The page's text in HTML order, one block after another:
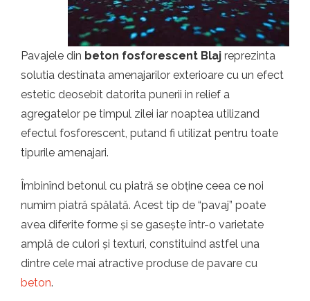
Pavajele din beton fosforescent Blaj reprezinta
solutia destinata amenajarilor exterioare cu un efect
estetic deosebit datorita punerii in relief a
agregatelor pe timpul zilei iar noaptea utilizand
efectul fosforescent, putand fi utilizat pentru toate
tipurile amenajari.
Îmbinînd betonul cu piatră se obține ceea ce noi
numim piatră spălată. Acest tip de “pavaj” poate
avea diferite forme și se gasește într-o varietate
amplă de culori și texturi, constituind astfel una
dintre cele mai atractive produse de pavare cu
beton.